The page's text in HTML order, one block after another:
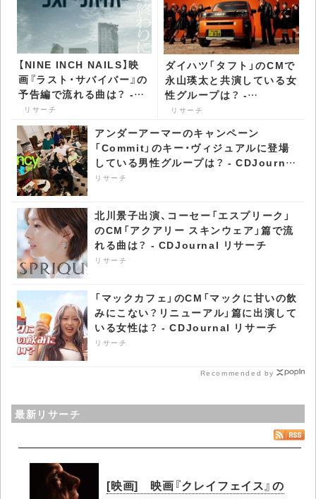
【NINE INCH NAILS】映
画『ラスト・サバイバー』の
予告編で流れる曲は？ -
CDJournal リサーチ
リサーチ
ダイハツ「タフト」のCMで
永山瑛太と共演している女
性グループは？ -
CDJournal リサーチ
リサーチ
アンダーアーマーのキャンペーン
「Commit」のキー・ヴィジュアルに登場
している男性グループは？ - CDJournal
リサーチ
リサーチ
北川景子出演、コーセー「エスプリーク」
のCM「アクアリー スキンウェア」篇で流
れる曲は？ - CDJournal リサーチ
リサーチ
「マックカフェ」のCM「マックに甘いの飲
みにこない？リニューアル」篇に出演して
いる女性は？ - CDJournal リサーチ
リサーチ
Recommended by
最新リサーチ
[映画] 映画『クレイフェイス』の